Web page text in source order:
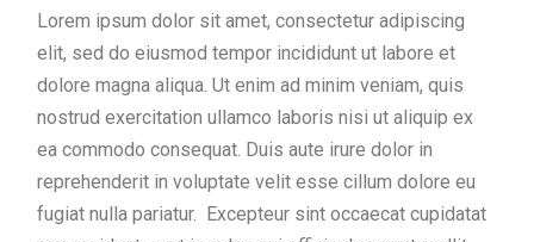
Lorem ipsum dolor sit amet, consectetur adipiscing
elit, sed do eiusmod tempor incididunt ut labore et
dolore magna aliqua. Ut enim ad minim veniam, quis
nostrud exercitation ullamco laboris nisi ut aliquip ex
ea commodo consequat. Duis aute irure dolor in
reprehenderit in voluptate velit esse cillum dolore eu
fugiat nulla pariatur. Excepteur sint occaecat cupidatat